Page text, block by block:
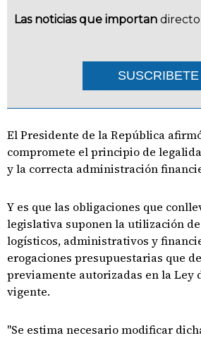
Las noticias que importan
SUSCRIBETE
El Presidente de la República
compromete el principio de
y la correcta administración
Y es que las obligaciones que
legislativa suponen la utilización
logísticos, administrativos y
erogaciones presupuestarias que
previamente autorizadas en la Ley
vigente.
"Se estima necesario modificar